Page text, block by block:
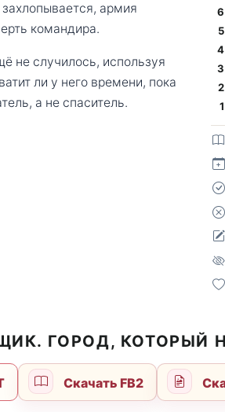
армия
командира.
не случилось, используя
ли у него времени, пока
а не спаситель.
6
5
4
3
2
1
ГОРОД, КОТОРЫЙ
Скачать FB2